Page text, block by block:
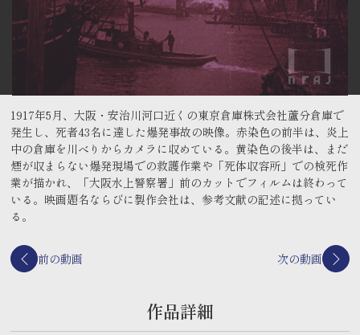
国立映画アーカイブのコレクション公開サイト
よくあるご質問
関連リンク
制作クレジット
映像のご利用について
報道関係の皆様へ
1917年5月、大阪・安治川河口近くの東京倉庫株式会社蘆分倉庫で
発生し、死者43名に達した爆発事故の映像。赤染色の前半は、炎上
中の倉庫を川べりからカメラに収めている。黄染色の後半は、まだ
煙が収まらない爆発現場での救護作業や「死体収容所」での検死作
業が描かれ、「大阪水上警察署」前のカットでフィルムは終わって
いる。映画題名ならびに製作会社は、参考文献の記述に拠ってい
る。
前の動画 次の動画
作品詳細